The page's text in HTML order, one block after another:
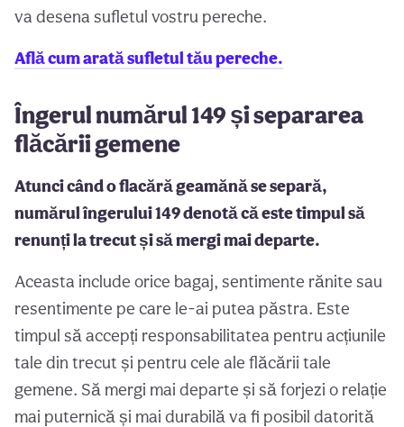
va desena sufletul vostru pereche.
Află cum arată sufletul tău pereche.
Îngerul numărul 149 și separarea
flăcării gemene
Atunci când o flacără geamănă se separă,
numărul îngerului 149 denotă că este timpul să
renunți la trecut și să mergi mai departe.
Aceasta include orice bagaj, sentimente rănite sau
resentimente pe care le-ai putea păstra. Este
timpul să accepți responsabilitatea pentru acțiunile
tale din trecut și pentru cele ale flăcării tale
gemene. Să mergi mai departe și să forjezi o relație
mai puternică și mai durabilă va fi posibil datorită